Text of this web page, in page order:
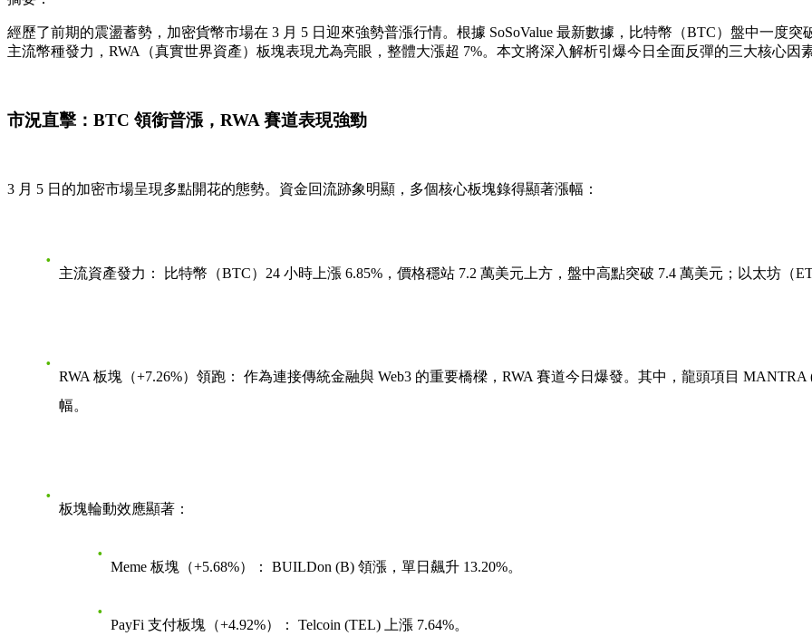
經歷了前期的震盪蓄勢，加密貨幣市場在 3 月 5 日迎來強勢普漲行情。根據 SoSoValue 最新數據，比特幣（BTC）盤中一度
主流幣種發力，RWA（真實世界資產）板塊表現尤為亮眼，整體大漲超 7%。本文將深入解析引爆今日全面反彈的三大核心因素
市況直擊：BTC 領銜普漲，RWA 賽道表現強勁
3 月 5 日的加密市場呈現多點開花的態勢。資金回流跡象明顯，多個核心板塊錄得顯著漲幅：
主流資產發力： 比特幣（BTC）24 小時上漲 6.85%，價格穩站 7.2 萬美元上方，盤中高點突破 7.4 萬美元；以太坊（
RWA 板塊（+7.26%）領跑： 作為連接傳統金融與 Web3 的重要橋樑，RWA 賽道今日爆發。其中，龍頭項目 MANTRA
幅。
板塊輪動效應顯著：
Meme 板塊（+5.68%）： BUILDon (B) 領漲，單日飆升 13.20%。
PayFi 支付板塊（+4.92%）： Telcoin (TEL) 上漲 7.64%。